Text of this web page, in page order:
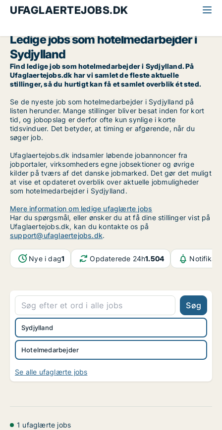
UFAGLAERTEJOBS.DK
Ledige jobs som hotelmedarbejder i
Sydjylland
Find ledige job som hotelmedarbejder i Sydjylland. På
Ufaglaertejobs.dk har vi samlet de fleste aktuelle
stillinger, så du hurtigt kan få et samlet overblik ét sted.
Se de nyeste job som hotelmedarbejder i Sydjylland på
listen herunder. Mange stillinger bliver besat inden for kort
tid, og jobopslag er derfor ofte kun synlige i korte
tidsvinduer. Det betyder, at timing er afgørende, når du
søger job.
Ufaglaertejobs.dk indsamler løbende jobannoncer fra
jobportaler, virksomheders egne jobsektioner og øvrige
kilder på tværs af det danske jobmarked. Det gør det muligt
at vise et opdateret overblik over aktuelle jobmuligheder
som hotelmedarbejder i Sydjylland.
Mere information om ledige ufaglærte jobs
Har du spørgsmål, eller ønsker du at få dine stillinger vist på
Ufaglaertejobs.dk, kan du kontakte os på
support@ufaglaertejobs.dk.
Nye i dag1 Opdaterede 24h1.504
Søg
Hotelmedarbejder
Sydjylland
Se alle ufaglærte jobs
1 ufaglærte jobs